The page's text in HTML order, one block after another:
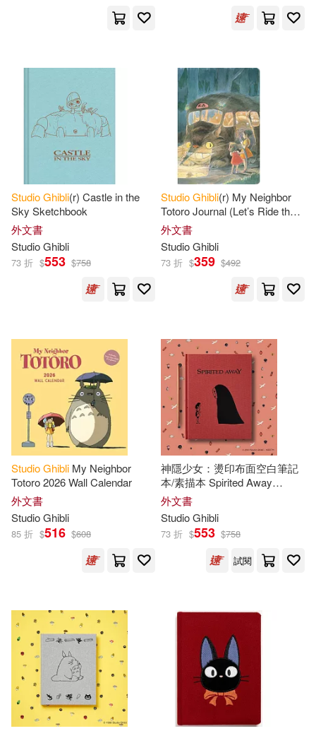
StudioGhibli(r) Castle in the
Sky Sketchbook
外文書
StudioGhibli
73 折 $553 $758
StudioGhibli(r) My Neighbor
Totoro Journal (Let’s Ride the
Cat Bus)
外文書
StudioGhibli
73 折 $359 $492
StudioGhibli My Neighbor
Totoro 2026 Wall Calendar
外文書
StudioGhibli
85 折 $516 $608
神隱少女：燙印布面空白筆記
本/素描本 Spirited Away
Sketchbook
外文書
StudioGhibli
73 折 $553 $758
試閱